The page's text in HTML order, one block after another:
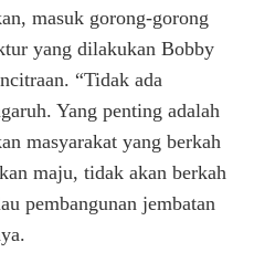
masuk gorong-gorong
yang dilakukan Bobby
“Tidak ada
Yang penting adalah
masyarakat yang berkah
maju, tidak akan berkah
pembangunan jembatan